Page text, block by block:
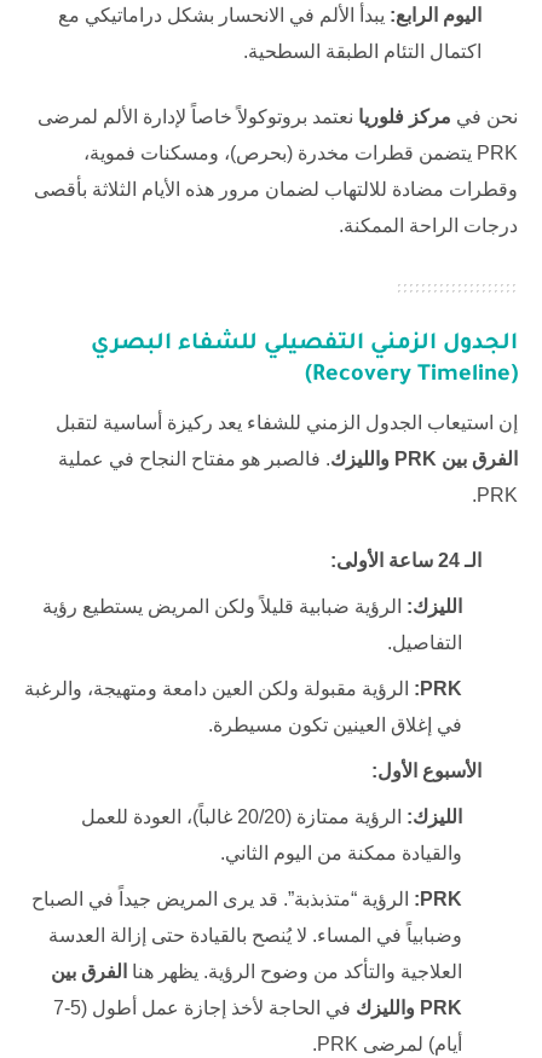
اليوم الرابع: يبدأ الألم في الانحسار بشكل دراماتيكي مع
اكتمال التئام الطبقة السطحية.
نحن في مركز فلوريا نعتمد بروتوكولاً خاصاً لإدارة الألم لمرضى
PRK يتضمن قطرات مخدرة (بحرص)، ومسكنات فموية،
وقطرات مضادة للالتهاب لضمان مرور هذه الأيام الثلاثة بأقصى
درجات الراحة الممكنة.
الجدول الزمني التفصيلي للشفاء البصري
(Recovery Timeline)
إن استيعاب الجدول الزمني للشفاء يعد ركيزة أساسية لتقبل
الفرق بين PRK والليزك
. فالصبر هو مفتاح النجاح في عملية
PRK.
الـ 24 ساعة الأولى:
الليزك: الرؤية ضبابية قليلاً ولكن المريض يستطيع رؤية
التفاصيل.
PRK:
الرؤية مقبولة ولكن العين دامعة ومتهيجة، والرغبة
في إغلاق العينين تكون مسيطرة.
الأسبوع الأول:
الليزك:
الرؤية ممتازة (20/20 غالباً)، العودة للعمل
والقيادة ممكنة من اليوم الثاني.
PRK:
الرؤية “متذبذبة”. قد يرى المريض جيداً في الصباح
وضبابياً في المساء. لا يُنصح بالقيادة حتى إزالة العدسة
العلاجية والتأكد من وضوح الرؤية. يظهر هنا الفرق بين
PRK والليزك
في الحاجة لأخذ إجازة عمل أطول (5-7
أيام) لمرضى PRK.